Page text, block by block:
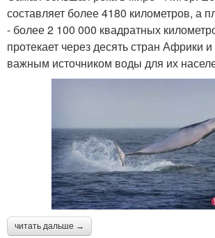
составляет более 4180 километров, а
- более 2 100 000 квадратных
протекает через десять стран Африки
важным источником воды для их
читать дальше →